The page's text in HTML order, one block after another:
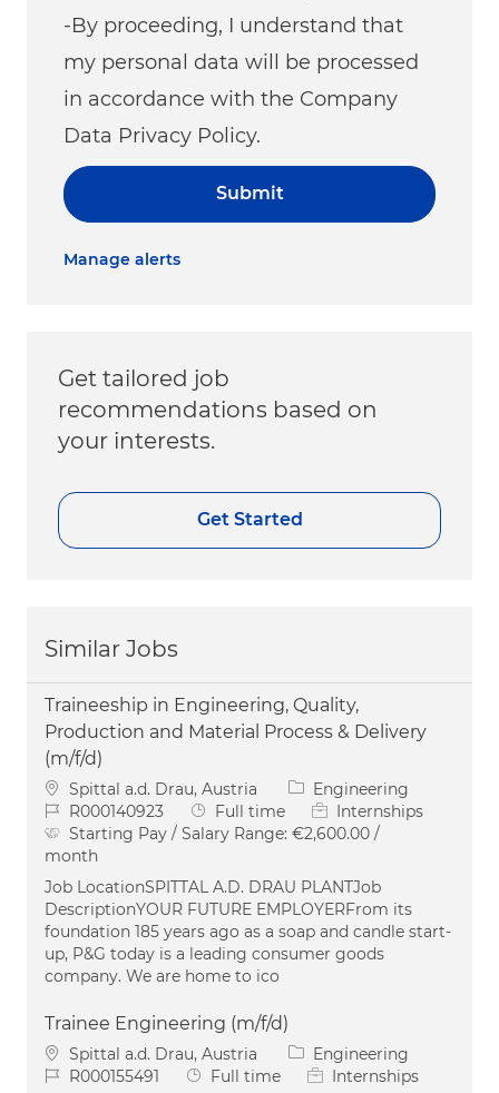
-By proceeding, I understand that
my personal data will be processed
in accordance with the Company
Data Privacy Policy.
Submit
Manage alerts
Get tailored job
recommendations based on
your interests.
Get Started
Similar Jobs
Traineeship in Engineering, Quality,
Production and Material Process & Delivery
(m/f/d)
Location
Spittal a.d. Drau, Austria Category
Engineering
Job IdR000140923 Job Type
Full time
Internships
Starting Pay / Salary Range: €2,600.00 /
month
Job LocationSPITTAL A.D. DRAU PLANTJob
DescriptionYOUR FUTURE EMPLOYERFrom its
foundation 185 years ago as a soap and candle start-
up, P&G today is a leading consumer goods
company. We are home to ico
Trainee Engineering (m/f/d)
Location
Spittal a.d. Drau, Austria Category
Engineering
Job IdR000155491 Job Type
Full time Internships